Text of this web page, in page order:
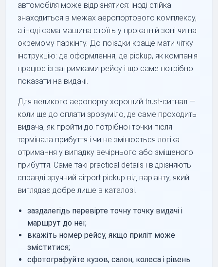
автомобіля може відрізнятися: іноді стійка
знаходиться в межах аеропортового комплексу,
а іноді сама машина стоїть у прокатній зоні чи на
окремому паркінгу. До поїздки краще мати чітку
інструкцію: де оформлення, де pickup, як компанія
працює із затримками рейсу і що саме потрібно
показати на видачі.
Для великого аеропорту хороший trust-сигнал —
коли ще до оплати зрозуміло, де саме проходить
видача, як пройти до потрібної точки після
термінала прибуття і чи не змінюється логіка
отримання у випадку вечірнього або зміщеного
прибуття. Саме такі practical details і відрізняють
справді зручний airport pickup від варіанту, який
виглядає добре лише в каталозі.
заздалегідь перевірте точну точку видачі і
маршрут до неї;
вкажіть номер рейсу, якщо приліт може
зміститися;
сфотографуйте кузов, салон, колеса і рівень